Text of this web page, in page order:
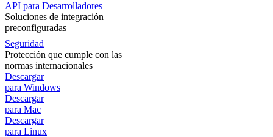
API para Desarrolladores
Soluciones de integración
preconfiguradas
Seguridad
Protección que cumple con las
normas internacionales
Descargar
para Windows
Descargar
para Mac
Descargar
para Linux